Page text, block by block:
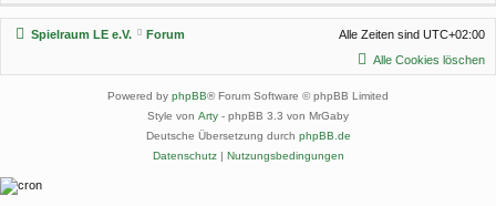
Spielraum LE e.V. Forum Alle Zeiten sind UTC+02:00
Alle Cookies löschen
Powered by phpBB® Forum Software © phpBB Limited
Style von Arty - phpBB 3.3 von MrGaby
Deutsche Übersetzung durch phpBB.de
Datenschutz| Nutzungsbedingungen